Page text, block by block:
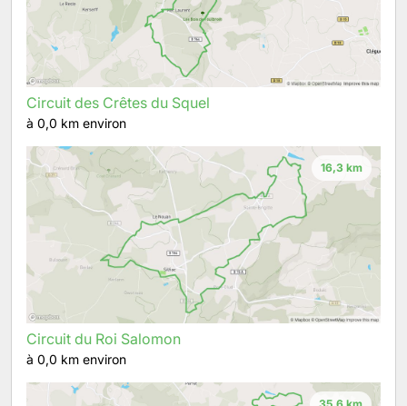
Circuit des Crêtes du Squel
à 0,0 km environ
16,3 km
Circuit du Roi Salomon
à 0,0 km environ